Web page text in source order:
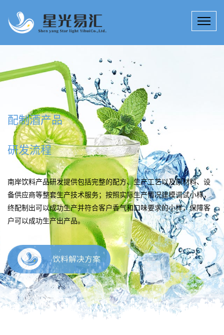
配制酒产品
研发流程
南岸饮料产品研发提供包括完整的配方、生产工艺以及原材料、设
备供应商等整套生产技术服务；按照实际生产情况建模调试小样，
终配制出可以成功生产并符合客户香气和口味要求的小样，保障客
户可以成功生产出产品。
饮料解决方案